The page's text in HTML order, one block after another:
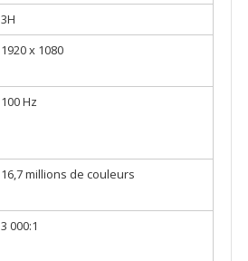
3H
1920 x 1080
100 Hz
16,7 millions de couleurs
3 000:1